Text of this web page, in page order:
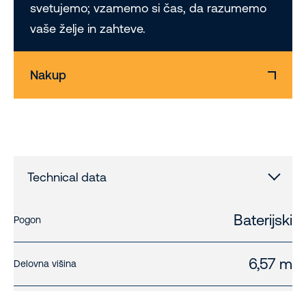
svetujemo; vzamemo si čas, da razumemo
vaše želje in zahteve.
Nakup
Technical data
Pogon Baterijski
Delovna višina 6,57 m